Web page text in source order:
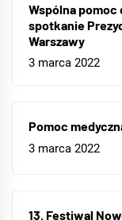
Wspólna
spotkanie
Warszawy
3 marca 2022
Pomoc
3 marca 2022
13. Festiwal